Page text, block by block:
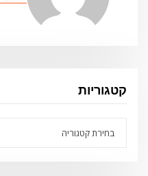
קטגוריות